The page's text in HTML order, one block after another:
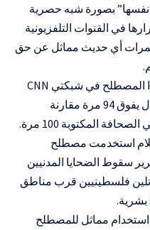
بصورة شبه حصرية
في القنوات التلفزيونية
أي حديث مماثل عن حق
وبحسب التحليل، جرى استخدام هذا المصطلح في شبكتي CNN
وMSNBC لصالح دولة الاحتلال بمعدل يفوق 94 مرة مقارنة
المكتوبة 100 مرة.
استخدمت مصطلح
سقوط الضحايا المدنيين
فلسطينيين قرب مناطق
بشرية.
مماثل للمصطلح